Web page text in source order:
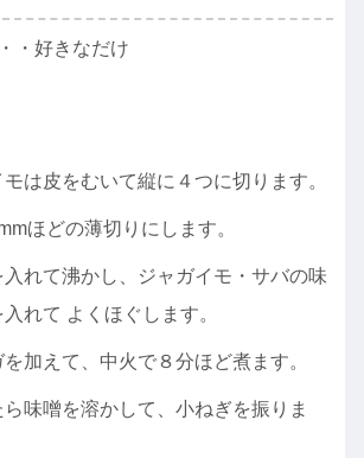
・好きなだけ
モは皮をむいて縦に４つに切ります。
ほどの薄切りにします。
れて沸かし、ジャガイモ・サバの味
れて よくほぐします。
加えて、中火で８分ほど煮ます。
味噌を溶かして、小ねぎを振りま